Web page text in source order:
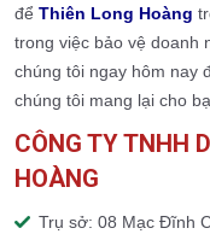
để Thiên Long Hoàng
trong việc bảo vệ doanh
chúng tôi ngay hôm nay
chúng tôi mang lại cho
CÔNG TY TNHH
HOÀNG
Trụ sở: 08 Mạc Đĩnh